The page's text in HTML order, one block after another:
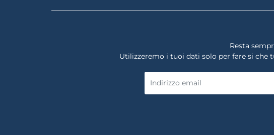
Resta
Utilizzeremo i tuoi dati solo per fare si che